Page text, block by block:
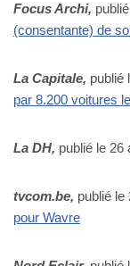
Focus Archi,
(consentante) de
La Capitale, publié
par 8.200 voitures
La DH, publié le 26
tvcom.be, publié le
pour Wavre